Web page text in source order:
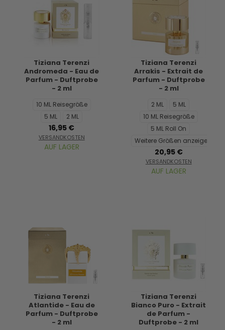
Tiziana Terenzi
Andromeda - Eau de
Parfum - Duftprobe
- 2 ml
10 ML Reisegröße
5 ML
2 ML
16,95 €
VERSANDKOSTEN
AUF LAGER
Tiziana Terenzi
Arrakis - Extrait de
Parfum - Duftprobe
- 2 ml
2 ML
5 ML
10 ML Reisegröße
5 ML Roll On
Weitere Größen anzeigen...
20,95 €
VERSANDKOSTEN
AUF LAGER
Tiziana Terenzi
Atlantide - Eau de
Parfum - Duftprobe
- 2 ml
Tiziana Terenzi
Bianco Puro - Extrait
de Parfum -
Duftprobe - 2 ml